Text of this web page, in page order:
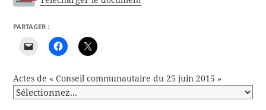
PARTAGER :
Actes de « Conseil communautaire du 25 juin 2015 »